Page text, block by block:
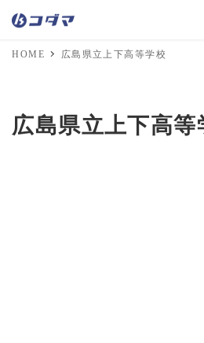
HOME 広島県立上下高等学校
広島県立上下高等